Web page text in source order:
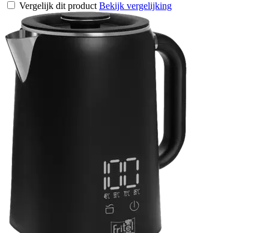
Vergelijk dit product Bekijk vergelijking